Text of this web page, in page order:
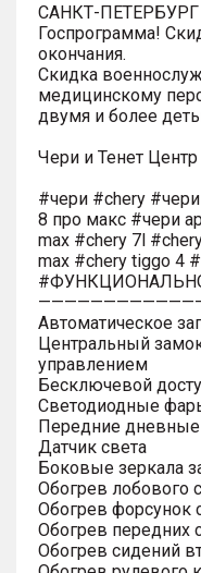
САНКТ-ПЕТЕРБУРГ
Госпрограмма!
окончания.
Скидка
медицинскому
двумя и более
Чери и Тенет
#чери #chery
8 про макс #чери
max #chery 7l
max #chery tiggo 4
Автоматическое
Центральный
управлением
Бесключевой
Светодиодные
Передние
Датчик света
Боковые зеркала
Обогрев лобового
Обогрев форсунок
Обогрев передних
Обогрев сидений